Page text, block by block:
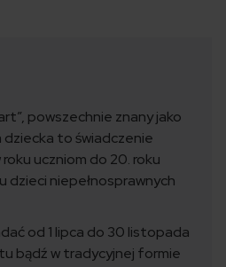
powszechnie znany jako
to świadczenie
roku uczniom do 20. roku
dzieci niepełnosprawnych
od 1 lipca do 30 listopada
bądź w tradycyjnej formie